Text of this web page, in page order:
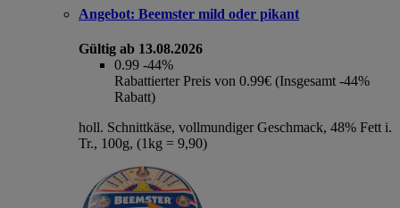
Angebot: Beemster mild oder pikant
Gültig ab 13.08.2026
0.99 -44%
Rabattierter Preis von 0.99€ (Insgesamt -44%
Rabatt)
holl. Schnittkäse, vollmundiger Geschmack, 48% Fett i.
Tr., 100g, (1kg = 9,90)